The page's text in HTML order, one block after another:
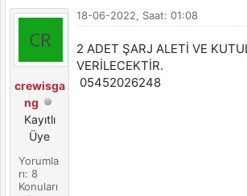
crewisga
ng
Kayıtlı
Üye
Yorumla
rı: 8
Konuları
18-06-2022, Saat: 01:08
2 ADET ŞARJ ALETİ VE
VERİLECEKTİR.
05452026248